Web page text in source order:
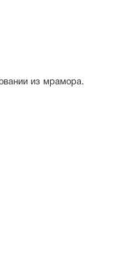
из мрамора.